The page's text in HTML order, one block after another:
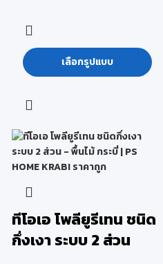
เลือกรูปแบบ
ทีโอเอ โพลียูรีเทน ชนิด
กึ่งเงา ระบบ 2 ส่วน